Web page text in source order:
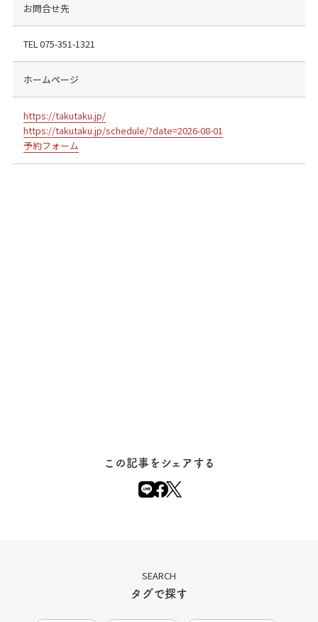
お問合せ先
TEL075-351-1321
ホームページ
https://takutaku.jp/
https://takutaku.jp/schedule/?date=2026-08-01
予約フォーム
この記事をシェアする
SEARCH
タグで探す